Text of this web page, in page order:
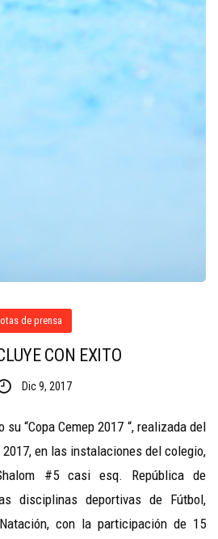
de prensa
CON EXITO
Dic 9, 2017
su “Copa Cemep 2017 “, realizada del
en las instalaciones del colegio,
#5 casi esq. República de
disciplinas deportivas de Fútbol,
con la participación de 15